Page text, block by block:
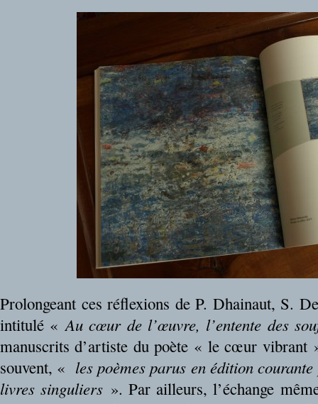
Prolongeant ces réflexions de P. Dhainaut, S.
intitulé « Au cœur de l’œuvre, l’entente des
manuscrits d’artiste du poète « le cœur
souvent, « les poèmes parus en édition
livres singuliers ». Par ailleurs, l’échange